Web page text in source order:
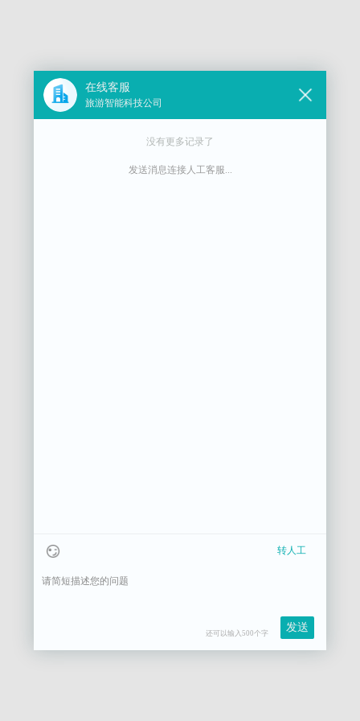
在线客服
旅游智能科技公司
没有更多记录了
发送消息连接人工客服...
转人工
还可以输入500个字 发送